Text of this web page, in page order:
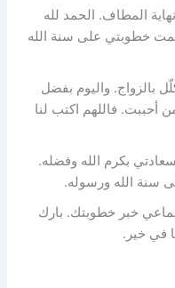
المطاف. الحمد لله
خطوبتي على سنة الله
بالزواج. واليوم بفضل
أحببت. فاللهم اكتب لنا
بكرم الله وفضله.
سنة الله ورسوله.
خبر خطوبتك. بارك
في خير.